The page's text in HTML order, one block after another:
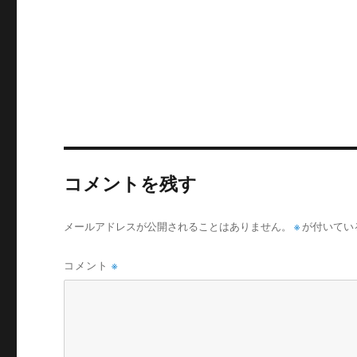
コメントを残す
メールアドレスが公開されることはありません。 ※ が付いて
コメント※